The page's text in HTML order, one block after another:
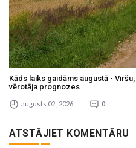
Kāds laiks gaidāms augustā -
vērotāja prognozes
augusts 02 , 2026 0
ATSTĀJIET KOMENTĀRU